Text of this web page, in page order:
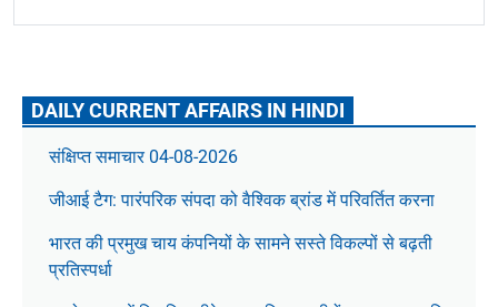
DAILY CURRENT AFFAIRS IN HINDI
संक्षिप्त समाचार 04-08-2026
जीआई टैग: पारंपरिक संपदा को वैश्विक ब्रांड में परिवर्तित करना
भारत की प्रमुख चाय कंपनियों के सामने सस्ते विकल्पों से बढ़ती
प्रतिस्पर्धा